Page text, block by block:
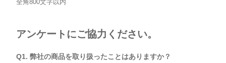
全角800文字以内
アンケートにご協力ください。
Q1. 弊社の商品を取り扱ったことはありますか？